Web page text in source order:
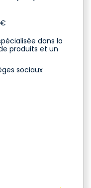
dans la
produits et un
sociaux